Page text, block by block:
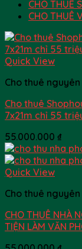
CHO THUÊ
CHO THUÊ
Quick View
Cho thuê
Cho thuê
7x21m chỉ 55
55.000.000 ₫
Quick View
Cho thuê
CHO THUÊ NHÀ
TIỆN LÀM VĂN